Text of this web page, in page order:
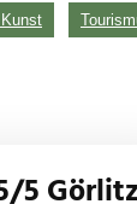
5 Görlitz